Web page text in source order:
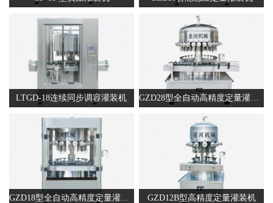
LTGD-18连续同步调容灌装机
GZD12B型高精度定量灌装机